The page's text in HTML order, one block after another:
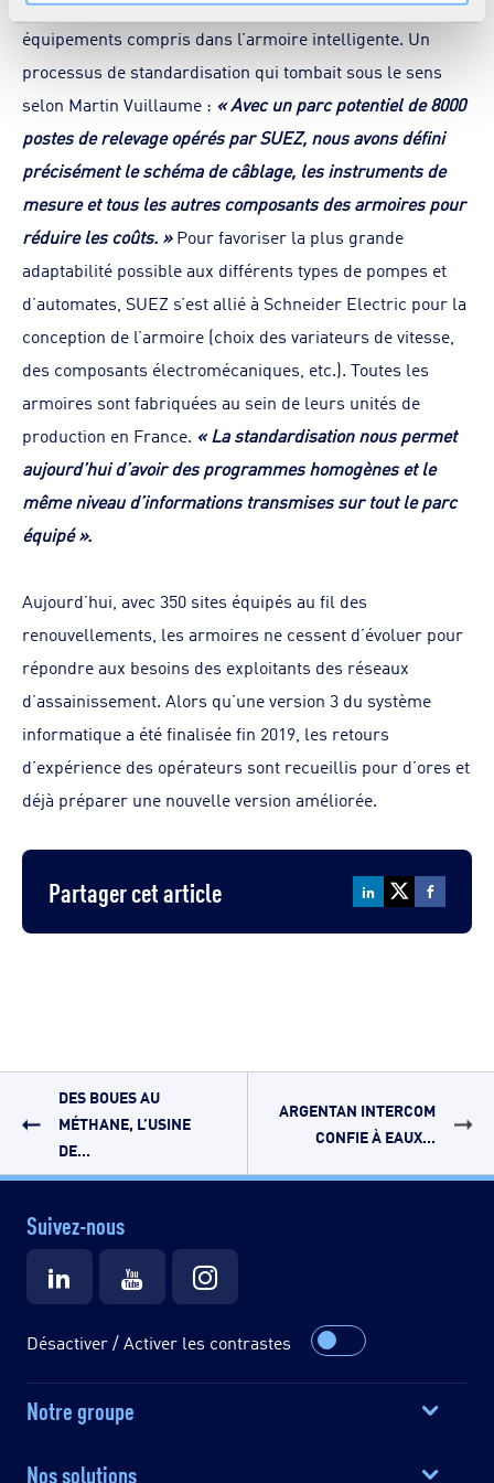
équipes ont fait le choix de définir précisément tous les
équipements compris dans l’armoire intelligente. Un
processus de standardisation qui tombait sous le sens
selon Martin Vuillaume : « Avec un parc potentiel de 8000
postes de relevage opérés par SUEZ, nous avons défini
précisément le schéma de câblage, les instruments de
mesure et tous les autres composants des armoires pour
réduire les coûts. »Pour favoriser la plus grande
adaptabilité possible aux différents types de pompes et
d’automates, SUEZ s’est allié à Schneider Electric pour la
conception de l’armoire (choix des variateurs de vitesse,
des composants électromécaniques, etc.). Toutes les
armoires sont fabriquées au sein de leurs unités de
production en France. « La standardisation nous permet
aujourd’hui d’avoir des programmes homogènes et le
même niveau d’informations transmises sur tout le parc
équipé ».
Aujourd’hui, avec 350 sites équipés au fil des
renouvellements, les armoires ne cessent d’évoluer pour
répondre aux besoins des exploitants des réseaux
d’assainissement. Alors qu’une version 3 du système
informatique a été finalisée fin 2019, les retours
d’expérience des opérateurs sont recueillis pour d’ores et
déjà préparer une nouvelle version améliorée.
Partager cet article
DES BOUES AU
MÉTHANE, L’USINE
DE...
ARGENTAN INTERCOM
CONFIE À EAUX...
Suivez-nous
Désactiver / Activer les contrastes
Notre groupe
Nos solutions